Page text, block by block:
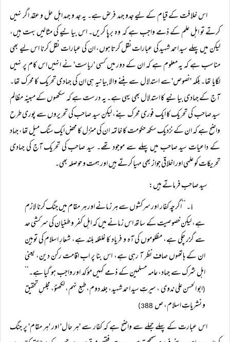
اس خلافت کے قیام کے لیے جدو جہد فرض ہے۔ یہ جد و جہد اہل حل و عقد اگر نہیں
کرتے تو اہل علم کے ذمے واجب ہے کہ وہ برپا کریں۔ اس بیانیے کی مثالیں بہت ہیں،
لیکن میں پہلے سید احمد شہید کی عبارات نقل کرتا ہوں، ان کی عبارات نقل کرنا اس لیے بھی
مناسب ہے کہ یہ معلوم ہے کہ ان کے دور میں کسی 'ریاست' نے انہیں اس کام پر نہیں
لگایا تھا۔ بلکہ 'نصوص' سے استدلال سے بننے والا بیانیہ ہی ان کی جہادی تحریک کا محرک تھا۔
آج کے جہادی بیانیے کا استدلال بھی یہی ہے۔ یہ درست ہے کہ سکھوں کے مبینہ مظالم
سید صاحب کی تحریک کا ایک فوری محرک بنے، لیکن سید صاحب کی تحریروں سے پوری طرح
واضح ہے کہ ان کے نزدیک سکھ حکومت کا خاتمہ ان کی منزل کا محض ایک سنگ میل تھا، جہاد
کے داعیات سید صاحب میں پہلے سے موجود تھے۔ سید صاحب کی تحریک آج کی جہادی
تحریکات کو علمی اور اخلاقی جواز بھی مہیا کرتے ہیں اور ہمت و حوصلہ بھی۔
سید صاحب فرماتے ہیں:
i۔ ’’اگرچہ کفار اور سرکشوں سے ہر زمانے اور ہر مقام میں جنگ کرنا لازم
ہے، لیکن خصوصیت کے ساتھ اس زمانے میں کہ اہل کفر و طغیان کی سرکشی حد
سے گزر چکی ہے، مظلوموں کی آہ و فریاد کا غلغلہ بلند ہے، شعارِ اسلام کی توہین
ان کے ہاتھوں صاف نظر آ رہی ہے، اس بنا پر اب اقامت رکن دین، یعنی
اہل شرک سے جہاد، عامہ مسلمین کے ذمے کہیں مؤکد اور واجب ہو گیا ہے۔‘‘
(ابو الحسن علی ندوی ، سیرتِ سید احمد شہید، جلد دوم،طبع نہم، لکھنؤ، مجلسِ تحقیق
و نشریاتِ اسلام، ص
اس عبارت کے پہلے جملے سے واضح ہے کہ کفار سے 'ہر حال' اور 'ہر مقام' پر جنگ